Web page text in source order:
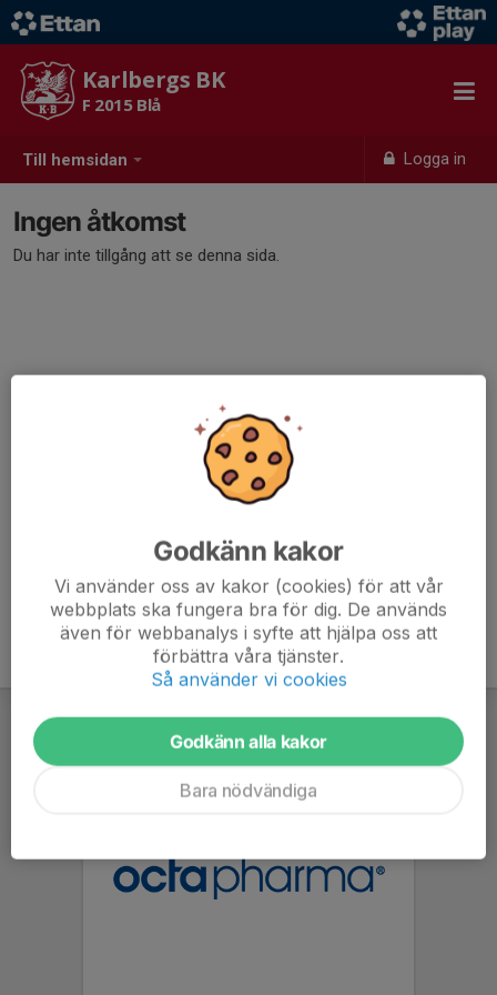
Till hemsidan Logga in
Karlbergs BK
F 2015 Blå
Ingen åtkomst
Du har inte tillgång att se denna sida.
Godkänn kakor
Vi använder oss av kakor (cookies) för att vår
webbplats ska fungera bra för dig. De används
även för webbanalys i syfte att hjälpa oss att
förbättra våra tjänster.
Så använder vi cookies
Godkänn alla kakor
Bara nödvändiga